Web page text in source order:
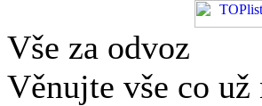
Vše za odvoz
Věnujte vše co už